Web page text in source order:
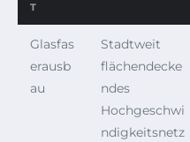
T
Glasfas
erausb
au
Stadtweit
flächendecke
ndes
Hochgeschwi
ndigkeitsnetz